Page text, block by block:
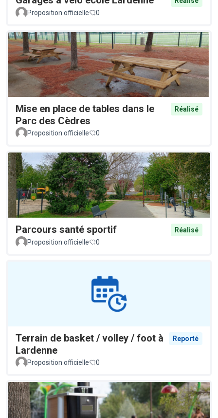
Proposition officielle
0
Mise en place de tables dans le
Parc des Cèdres
Réalisé
Proposition officielle 0
Parcours santé sportif
Réalisé
Proposition officielle
0
Terrain de basket / volley / foot à
Lardenne
Reporté
Proposition officielle 0